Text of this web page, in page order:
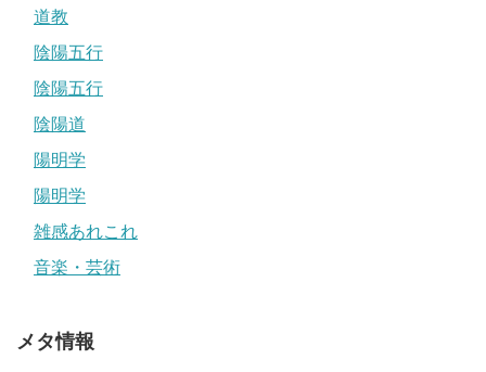
道教
陰陽五行
陰陽五行
陰陽道
陽明学
陽明学
雑感あれこれ
音楽・芸術
メタ情報